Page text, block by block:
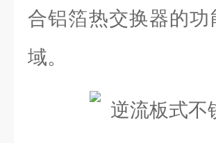
合铝箔热交换器的
域。